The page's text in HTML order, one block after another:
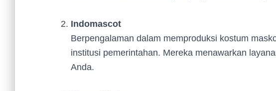
Indomascot
Berpengalaman dalam memproduksi kostum
institusi pemerintahan. Mereka menawarkan
Anda.